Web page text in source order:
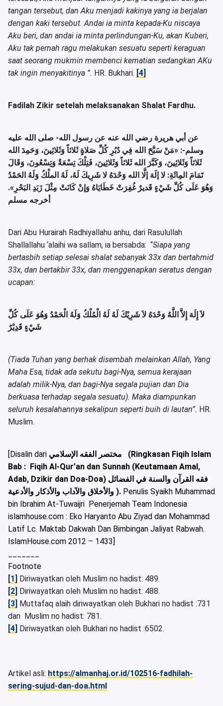
tangan tersebut, dan Aku menjadi kakinya yang ia berjalan
dengan kaki tersebut. Andai ia minta kepada-Ku niscaya
Aku beri, dan andai ia minta perlindungan-Ku, akan Kuberi,
Aku tak pernah ragu melakukan sesuatu seperti keraguan
saat seorang mukmin membenci kematian sedangkan AKu
tak ingin menyakitinya ”. HR. Bukhari. [4]
Fadilah Zikir setelah melaksanakan Shalat Fardhu.
عن أبي هريرة رضي الله عنه عن رسول الله- صلى الله عليه
وسلم-: «مَنْ سَبَّحَ الله فِي دُبُرِ كُلِّ صَلاةٍ ثَلاثاً وَثَلاثِينَ، وَحَمِدَ الله
ثَلاثاً وَثَلاثِينَ، وَكَبَّرَ الله ثَلاثاً وَثَلاثِينَ، فَتِلْكَ تِسْعَةٌ وَتِسْعُونَ، وَقَالَ
تَمَامَ المِائَةِ: لا إلَهَ إلَّا الله وَحْدَهُ لا شَرِيكَ لَهُ، لَهُ الملْكُ وَلَهُ الحَمْدُ
وَهُوَ عَلَى كُلِّ شَيْءٍ قَديرٌ غُفِرَتْ خَطَايَاهُ وَإنْ كَانَتْ مِثْلَ زَبَدِ البَحْرِ».
أخرجه مسلم
Dari Abu Hurairah Radhiyallahu anhu, dari Rasulullah
Shallallahu ‘alaihi wa sallam, ia bersabda: “Siapa yang
bertasbih setiap selesai shalat sebanyak 33x dan bertahmid
33x, dan bertakbir 33x, dan menggenapkan seratus dengan
ucapan:
لاَ إِلَهَ إِلاَّ اللَّهُ وَحْدَهُ لاَ شَرِيْكَ لَهُ لَهُ الْمُلْكُ وَلَهُ الْحَمْدُ وَهُوَ عَلَى كُلِّ
شَيْءٍ قَدِيْرٌ
(Tiada Tuhan yang berhak disembah melainkan Allah, Yang
Maha Esa, tidak ada sekutu bagi-Nya, semua kerajaan
adalah milik-Nya, dan bagi-Nya segala pujian dan Dia
berkuasa terhadap segala sesuatu). Maka diampunkan
seluruh kesalahannya sekalipun seperti buih di lautan”. HR.
Muslim.
[Disalin dari مختصر الفقه الإسلامي (Ringkasan Fiqih Islam
Bab : Fiqih Al-Qur’an dan Sunnah (Keutamaan Amal,
Adab, Dzikir dan Doa-Doa) فقه القرآن والسنة في الفضائل
والأخلاق والآداب والأذكار والأدعية ). Penulis Syaikh Muhammad
bin Ibrahim At-Tuwaijri Penerjemah Team Indonesia
islamhouse.com : Eko Haryanto Abu Ziyad dan Mohammad
Latif Lc. Maktab Dakwah Dan Bimbingan Jaliyat Rabwah.
IslamHouse.com 2012 – 1433]
Footnote
[1] Diriwayatkan oleh Muslim no hadist: 489.
[2] Diriwayatkan oleh Muslim no hadist: 488.
[3] Muttafaq alaih diriwayatkan oleh Bukhari no hadist :731
dan Muslim no hadist: 781.
[4] Diriwayatkan oleh Bukhari no hadist :6502.
Artikel asli: https://almanhaj.or.id/102516-fadhilah-
sering-sujud-dan-doa.html